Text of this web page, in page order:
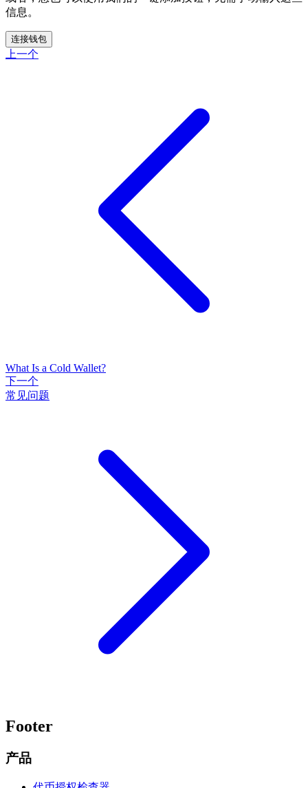
信息。
连接钱包
上一个
What Is a Cold Wallet?
下一个
常见问题
Footer
产品